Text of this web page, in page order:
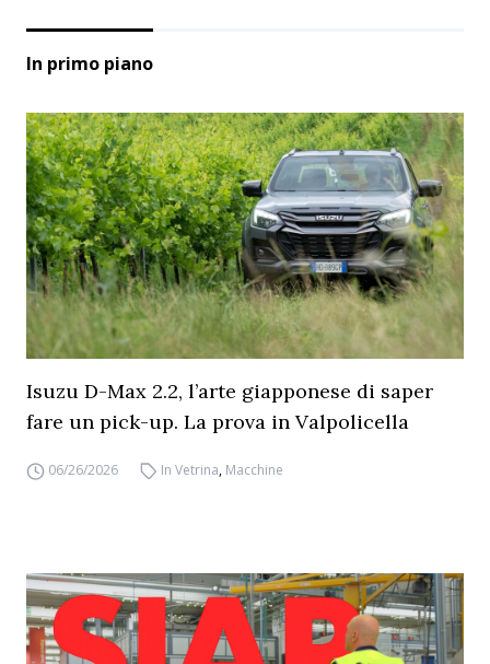
In primo piano
Isuzu D-Max 2.2, l’arte giapponese di saper
fare un pick-up. La prova in Valpolicella
06/26/2026 In Vetrina, Macchine